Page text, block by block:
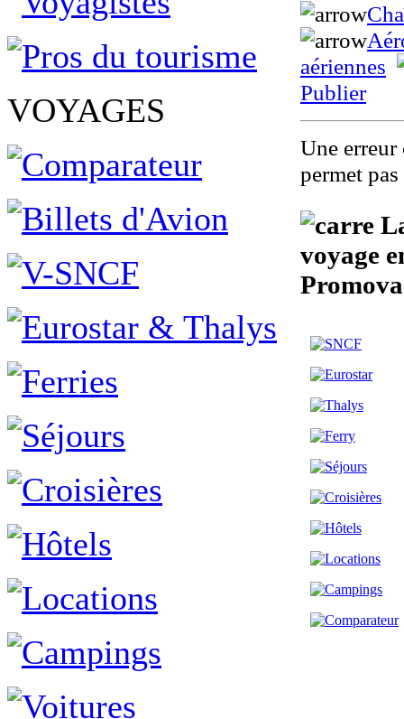
VOYAGES
aériennes
Publier
Une
permet
voyage